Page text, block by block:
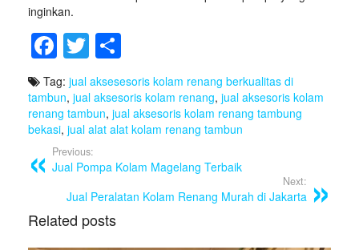
inginkan.
F
a
c
e
b
o
o
k
T
wi
tt
er
h
ar
e
Tag: jual aksesesoris kolam renang berkualitas di
tambun, jual aksesoris kolam renang, jual aksesoris kolam
renang tambun, jual aksesoris kolam renang tambung
bekasi, jual alat alat kolam renang tambun
Previous:
Jual Pompa Kolam Magelang Terbaik
Next:
Jual Peralatan Kolam Renang Murah di Jakarta
Related posts